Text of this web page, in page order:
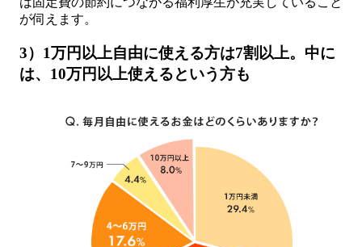
が伺えます。
3）1万円以上自由に使える方は7割以上。中に
は、10万円以上使えるという方も